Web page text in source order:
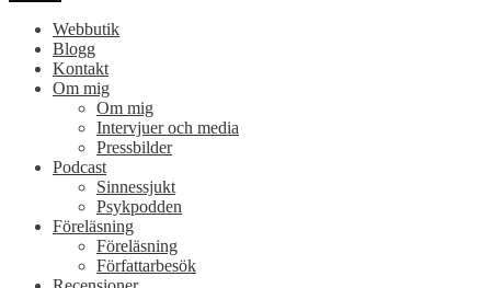
Webbutik
Blogg
Kontakt
Om mig
Om mig
Intervjuer och media
Pressbilder
Podcast
Sinnessjukt
Psykpodden
Föreläsning
Föreläsning
Författarbesök